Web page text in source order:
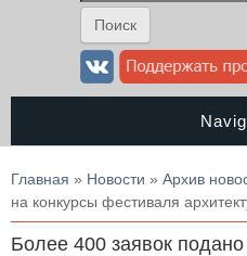
Вы здесь
Главная » Новости » Архив
на конкурсы фестиваля
Более 400 заявок